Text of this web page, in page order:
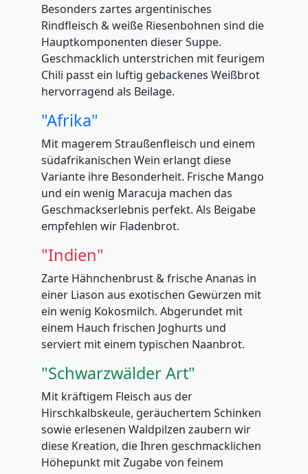
Besonders zartes argentinisches
Rindfleisch & weiße Riesenbohnen sind die
Hauptkomponenten dieser Suppe.
Geschmacklich unterstrichen mit feurigem
Chili passt ein luftig gebackenes Weißbrot
hervorragend als Beilage.
"Afrika"
Mit magerem Straußenfleisch und einem
südafrikanischen Wein erlangt diese
Variante ihre Besonderheit. Frische Mango
und ein wenig Maracuja machen das
Geschmackserlebnis perfekt. Als Beigabe
empfehlen wir Fladenbrot.
"Indien"
Zarte Hähnchenbrust & frische Ananas in
einer Liason aus exotischen Gewürzen mit
ein wenig Kokosmilch. Abgerundet mit
einem Hauch frischen Joghurts und
serviert mit einem typischen Naanbrot.
"Schwarzwälder Art"
Mit kräftigem Fleisch aus der
Hirschkalbskeule, geräuchertem Schinken
sowie erlesenen Waldpilzen zaubern wir
diese Kreation, die Ihren geschmacklichen
Höhepunkt mit Zugabe von feinem